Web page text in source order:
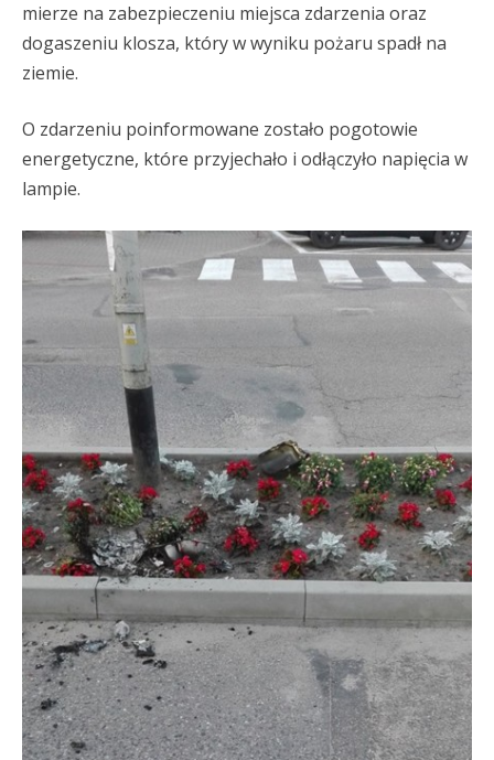
mierze na zabezpieczeniu miejsca zdarzenia oraz
dogaszeniu klosza, który w wyniku pożaru spadł na
ziemie.
O zdarzeniu poinformowane zostało pogotowie
energetyczne, które przyjechało i odłączyło napięcia w
lampie.